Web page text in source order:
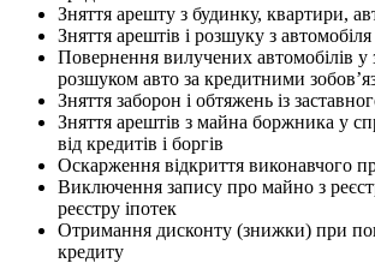
Зняття арешту з будинку, квартири,
Зняття арештів і розшуку з автомобіля
Повернення вилучених автомобілів у
розшуком авто за кредитними
Зняття заборон і обтяжень із
Зняття арештів з майна боржника у
від кредитів і боргів
Оскарження відкриття виконавчого
Виключення запису про майно з
реєстру іпотек
Отримання дисконту (знижки) при
кредиту